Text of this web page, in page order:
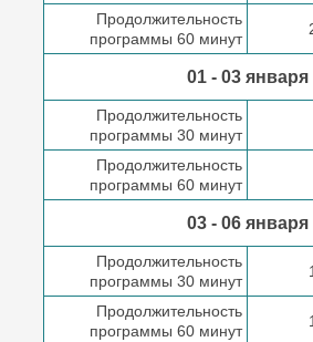
Продолжительность
программы 60 минут
01 - 03 января
Продолжительность
программы 30 минут
Продолжительность
программы 60 минут
03 - 06 января
Продолжительность
программы 30 минут
Продолжительность
программы 60 минут